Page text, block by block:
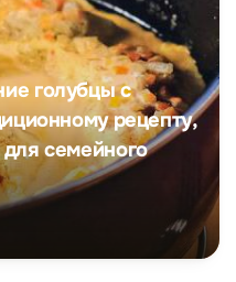
голубцы с
рецепту,
семейного